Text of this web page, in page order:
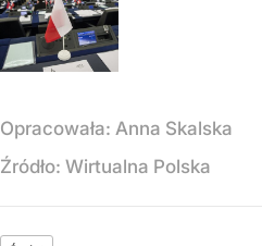
Opracowała: Anna Skalska
Źródło: Wirtualna Polska